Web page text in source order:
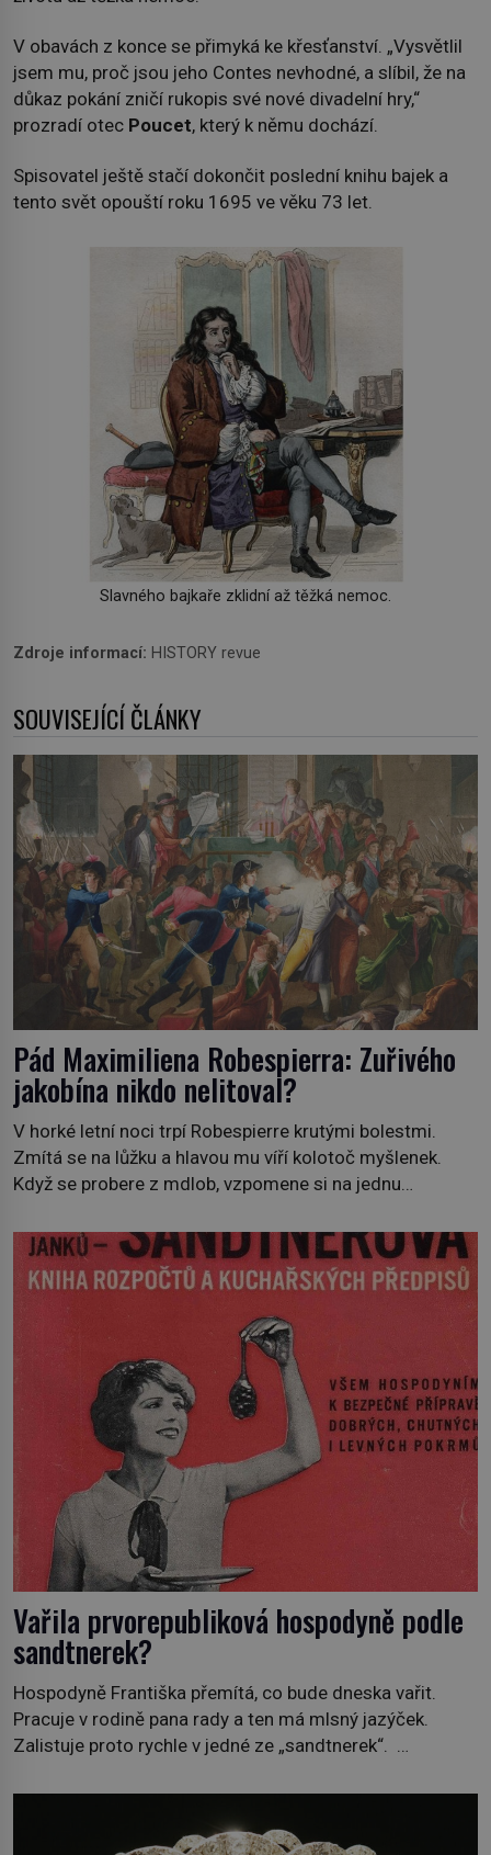
V obavách z konce se přimyká ke křesťanství. „Vysvětlil
jsem mu, proč jsou jeho Contes nevhodné, a slíbil, že na
důkaz pokání zničí rukopis své nové divadelní hry,“
prozradí otec Poucet, který k němu dochází.
Spisovatel ještě stačí dokončit poslední knihu bajek a
tento svět opouští roku 1695 ve věku 73 let.
Slavného bajkaře zklidní až těžká nemoc.
Zdroje informací: HISTORY revue
SOUVISEJÍCÍ ČLÁNKY
Pád Maximiliena Robespierra: Zuřivého
jakobína nikdo nelitoval?
V horké letní noci trpí Robespierre krutými bolestmi.
Zmítá se na lůžku a hlavou mu víří kolotoč myšlenek.
Když se probere z mdlob, vzpomene si na jednu
Prorokovala mu tragický osud. Tehdy se jí vysmál.
„Robespierre to dotáhne hodně daleko,“ prohlásil o něm
jiný významný francouzský revolucionář, Honoré de
Vařila prvorepubliková hospodyně podle
sandtnerek?
Hospodyně Františka přemítá, co bude dneska vařit.
Pracuje v rodině pana rady a ten má mlsný jazýček.
Zalistuje proto rychle v jedné ze „sandtnerek“.
povzdechne si směrem ke služce, kterou má v kuchyni k
ruce. Ještě v prvních letech nové republiky fungoval kvůli
nedostatku zboží přídělový systém. […]